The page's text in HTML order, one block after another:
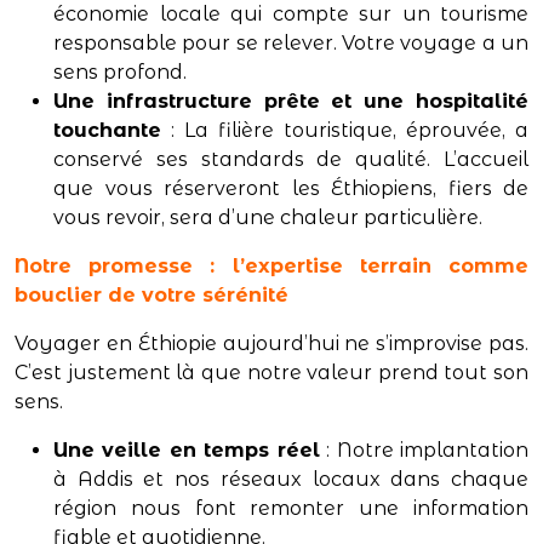
économie locale qui compte sur un tourisme
responsable pour se relever. Votre voyage a un
sens profond.
Une infrastructure prête et une hospitalité
touchante : La filière touristique, éprouvée, a
conservé ses standards de qualité. L’accueil
que vous réserveront les Éthiopiens, fiers de
vous revoir, sera d’une chaleur particulière.
Notre promesse : l’expertise terrain comme
bouclier de votre sérénité
Voyager en Éthiopie aujourd’hui ne s’improvise pas.
C’est justement là que notre valeur prend tout son
sens.
Une veille en temps réel: Notre implantation
à Addis et nos réseaux locaux dans chaque
région nous font remonter une information
fiable et quotidienne.